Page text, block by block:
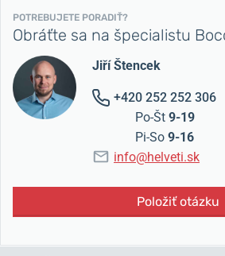
POTREBUJETE PORADIŤ?
Obráťte sa na špecialistu
Jiří Štencek
+420 252 252 306
Po-Št 9-19
Pi-So 9-16
info@helveti.sk
Položiť otázku